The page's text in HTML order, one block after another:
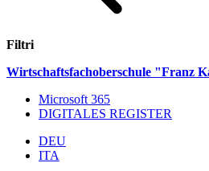
Filtri
Weiter zum Inhalt
Zum Navigationsmenü gehen
Zur Fußzeile springen
Wirtschaftsfachoberschule "Franz
Microsoft 365
DIGITALES REGISTER
DEU
ITA